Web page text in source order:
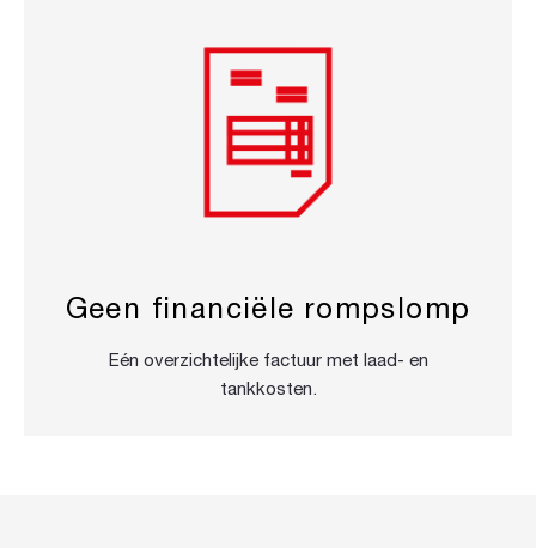
Geen financiële rompslomp
Eén overzichtelijke factuur met laad- en
tankkosten.